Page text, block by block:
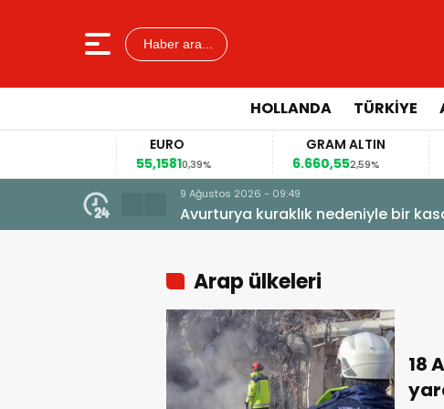
Haber ara...
HOLLANDA TÜRKIYE
EURO
55,15810,39%
GRAM ALTIN
6.660,552,59%
9 Ağustos 2026 - 09:49
Avurturya kuraklık nedeniyle bir
Arap ülkeleri
18